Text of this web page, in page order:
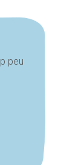
peu